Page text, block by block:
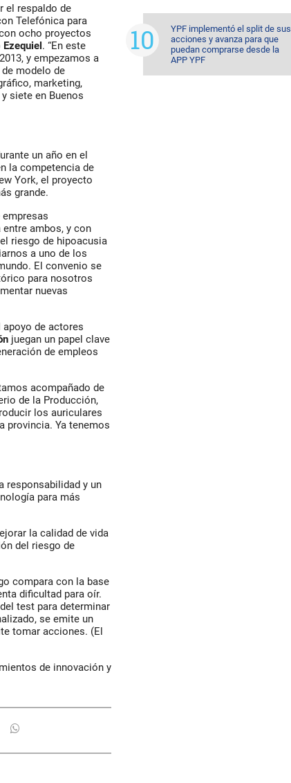
el respaldo de
Telefónica para
ocho proyectos
Ezequiel . “En este
y empezamos a
modelo de
marketing,
siete en Buenos
un año en el
la competencia de
York, el proyecto
grande.
ambos, y con
riesgo de hipoacusia
a uno de los
El convenio se
para nosotros
nuevas
de actores
juegan un papel clave
de empleos
acompañado de
de la Producción,
los auriculares
provincia. Ya tenemos
responsabilidad y un
para más
la calidad de vida
del riesgo de
compara con la base
dificultad para oír.
test para determinar
se emite un
tomar acciones. (El
de innovación y
YPF implementó el split de sus
acciones y avanza para que
puedan comprarse desde la
APP YPF